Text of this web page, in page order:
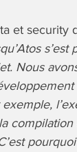
et security
Nous